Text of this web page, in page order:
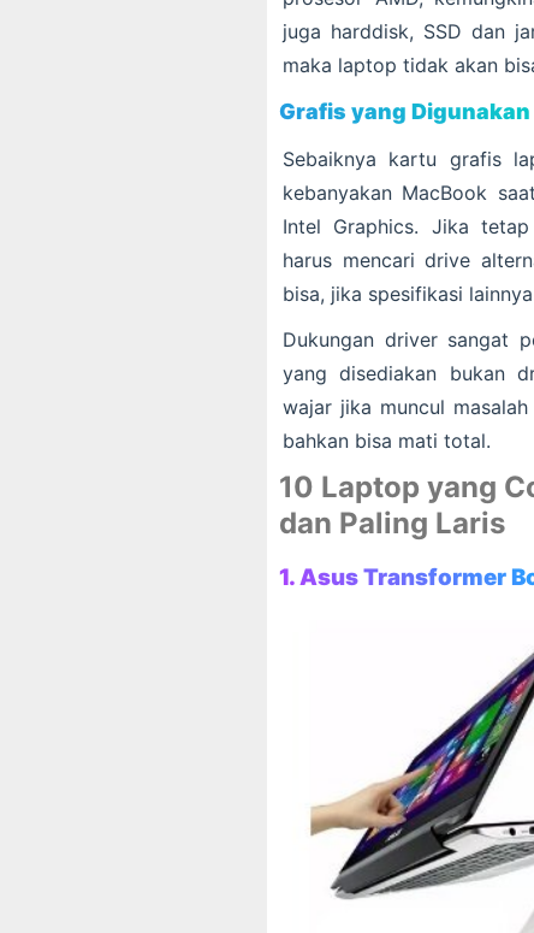
juga harddisk, SSD dan
maka laptop tidak akan
Grafis yang Digunakan
Sebaiknya kartu grafis
kebanyakan MacBook
Intel Graphics. Jika
harus mencari drive
bisa, jika spesifikasi
Dukungan driver sangat
yang disediakan bukan
wajar jika muncul
bahkan bisa mati total.
10 Laptop yang
dan Paling Laris
1. Asus Transformer